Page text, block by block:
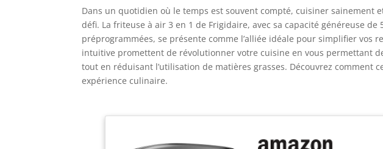
Dans un quotidien où le temps est souvent compté, cuisiner sainement
défi. La friteuse à air 3 en 1 de Frigidaire, avec sa capacité généreuse de
préprogrammées, se présente comme l’alliée idéale pour simplifier vos
intuitive promettent de révolutionner votre cuisine en vous permettant
tout en réduisant l’utilisation de matières grasses. Découvrez comment
expérience culinaire.